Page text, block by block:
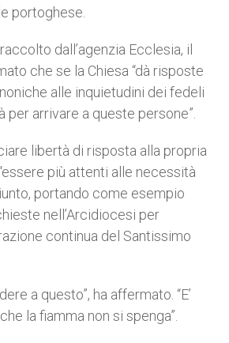
portoghese.
dall’agenzia Ecclesia, il
che se la Chiesa “dà risposte
alle inquietudini dei fedeli
per arrivare a queste persone”.
libertà di risposta alla propria
più attenti alle necessità
portando come esempio
nell’Arcidiocesi per
continua del Santissimo
a questo”, ha affermato. “E’
la fiamma non si spenga”.